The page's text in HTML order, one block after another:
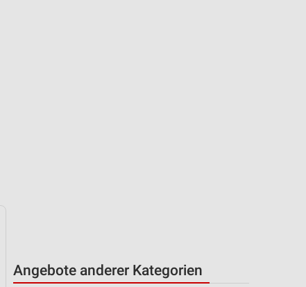
Angebote anderer Kategorien